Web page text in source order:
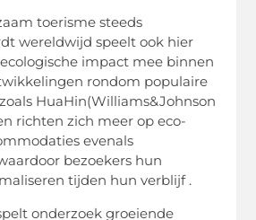
toerisme steeds
wereldwijd speelt ook hier
impact mee binnen
rondom populaire
HuaHin(Williams&Johnson
richten zich meer op eco-
evenals
bezoekers hun
tijden hun verblijf .
onderzoek groeiende